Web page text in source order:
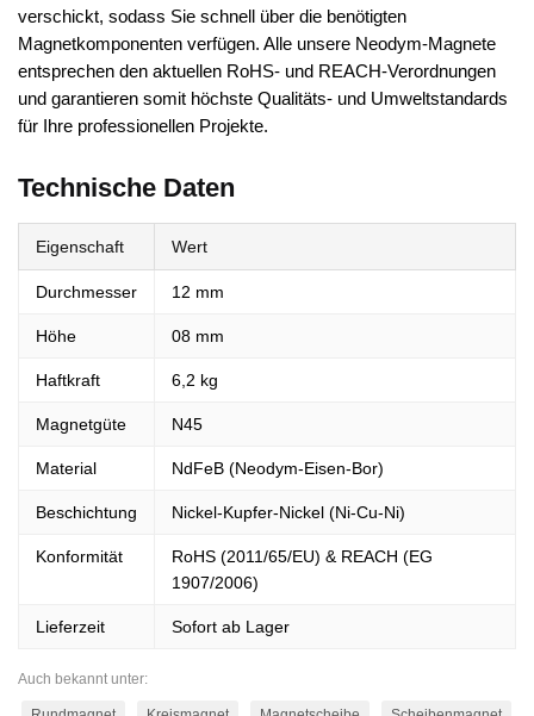
verschickt, sodass Sie schnell über die benötigten
Magnetkomponenten verfügen. Alle unsere Neodym-Magnete
entsprechen den aktuellen RoHS- und REACH-Verordnungen
und garantieren somit höchste Qualitäts- und Umweltstandards
für Ihre professionellen Projekte.
Technische Daten
Eigenschaft Wert
Durchmesser 12 mm
Höhe 08 mm
Haftkraft 6,2 kg
Magnetgüte N45
Material NdFeB (Neodym-Eisen-Bor)
Beschichtung Nickel-Kupfer-Nickel (Ni-Cu-Ni)
Konformität
RoHS (2011/65/EU) & REACH (EG
1907/2006)
Lieferzeit Sofort ab Lager
Auch bekannt unter: